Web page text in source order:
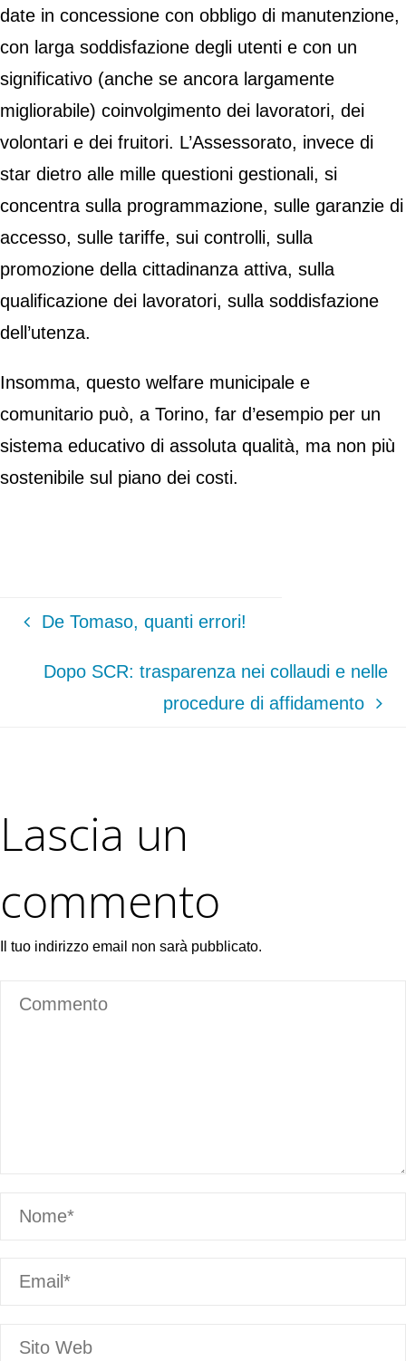
date in concessione con obbligo di manutenzione,
con larga soddisfazione degli utenti e con un
significativo (anche se ancora largamente
migliorabile) coinvolgimento dei lavoratori, dei
volontari e dei fruitori. L’Assessorato, invece di
star dietro alle mille questioni gestionali, si
concentra sulla programmazione, sulle garanzie di
accesso, sulle tariffe, sui controlli, sulla
promozione della cittadinanza attiva, sulla
qualificazione dei lavoratori, sulla soddisfazione
dell’utenza.
Insomma, questo welfare municipale e
comunitario può, a Torino, far d’esempio per un
sistema educativo di assoluta qualità, ma non più
sostenibile sul piano dei costi.
De Tomaso, quanti errori!
Dopo SCR: trasparenza nei collaudi e nelle
procedure di affidamento
Lascia un
commento
Il tuo indirizzo email non sarà pubblicato.